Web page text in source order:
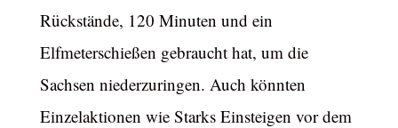
Rückstände, 120 Minuten und ein
Elfmeterschießen gebraucht hat, um die
Sachsen niederzuringen. Auch könnten
Einzelaktionen wie Starks Einsteigen vor dem